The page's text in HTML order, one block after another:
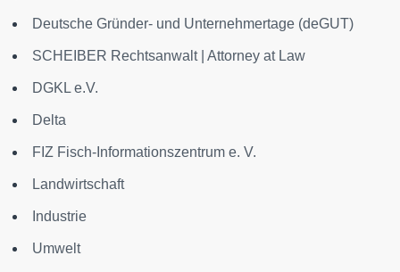
Deutsche Gründer- und Unternehmertage (deGUT)
SCHEIBER Rechtsanwalt | Attorney at Law
DGKL e.V.
Delta
FIZ Fisch-Informationszentrum e. V.
Landwirtschaft
Industrie
Umwelt